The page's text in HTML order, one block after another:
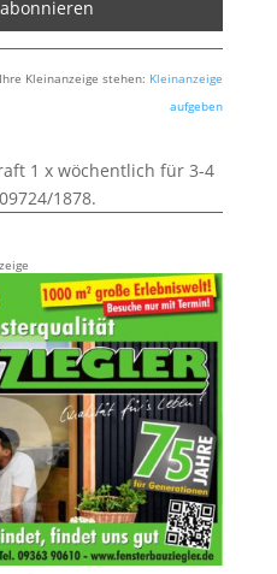
Kleinanzeige stehen: Kleinanzeige
aufgeben
1 x wöchentlich für 3-4
1878.